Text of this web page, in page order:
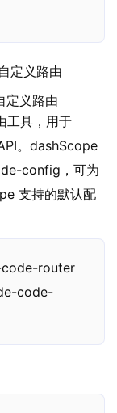
定义路由
义路由
工具，用于
。dashScope
config，可为
支持的默认配
router
code-